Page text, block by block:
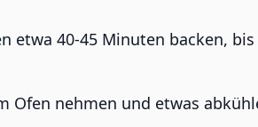
etwa 40-45 Minuten backen,
Ofen nehmen und etwas